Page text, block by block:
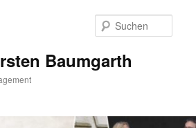
Baumgarth